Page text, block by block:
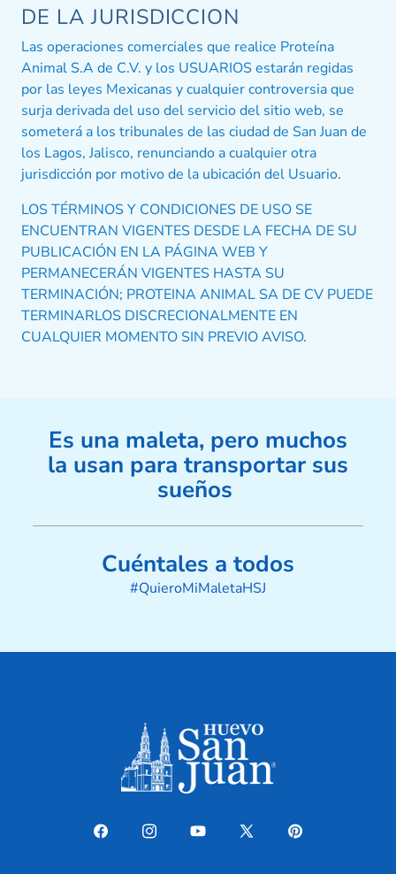
DE LA JURISDICCION
Las operaciones comerciales que realice Proteína
Animal S.A de C.V. y los USUARIOS estarán regidas
por las leyes Mexicanas y cualquier controversia que
surja derivada del uso del servicio del sitio web, se
someterá a los tribunales de las ciudad de San Juan de
los Lagos, Jalisco, renunciando a cualquier otra
jurisdicción por motivo de la ubicación del Usuario.
LOS TÉRMINOS Y CONDICIONES DE USO SE
ENCUENTRAN VIGENTES DESDE LA FECHA DE SU
PUBLICACIÓN EN LA PÁGINA WEB Y
PERMANECERÁN VIGENTES HASTA SU
TERMINACIÓN; PROTEINA ANIMAL SA DE CV PUEDE
TERMINARLOS DISCRECIONALMENTE EN
CUALQUIER MOMENTO SIN PREVIO AVISO.
Es una maleta, pero muchos
la usan para transportar sus
sueños
Cuéntales a todos
#QuieroMiMaletaHSJ
FacebookInstagramYouTube
X
Pinterest